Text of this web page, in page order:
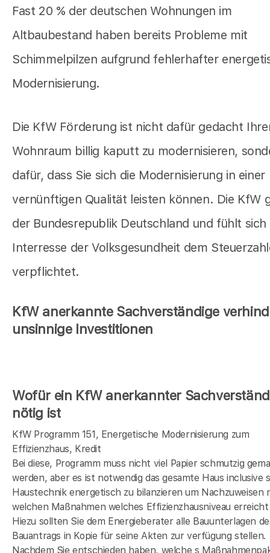
Fast 20 % der deutschen Wohnungen im
Altbaubestand haben bereits Probleme mit
Schimmelpilzen aufgrund fehlerhafter
Modernisierung.
Die KfW Förderung ist nicht dafür gedacht
Wohnraum billig kaputt zu modernisieren,
dafür, dass Sie sich die Modernisierung in einer
vernünftigen Qualität leisten können. Die KfW
der Bundesrepublik Deutschland und fühlt sich
Interresse der Volksgesundheit dem
verpflichtet.
KfW anerkannte Sachverständige
unsinnige Investitionen
Wofür ein KfW anerkannter
nötig ist
KfW Programm 151, Energetische Modernisierung zum
Effizienzhaus, Kredit
Bei diese, Programm muss nicht viel Papier schmutzig
werden, aber es ist notwendig das gesamte Haus inclusive
Haustechnik energetisch zu bilanzieren um Nachzuweisen
welchen Maßnahmen welches Effizienzhausniveau
Hiezu sollten Sie dem Energieberater alle Bauunterlagen
Bauantrags in Kopie für seine Akten zur verfügung stellen.
Nachdem Sie entschieden haben, welche s